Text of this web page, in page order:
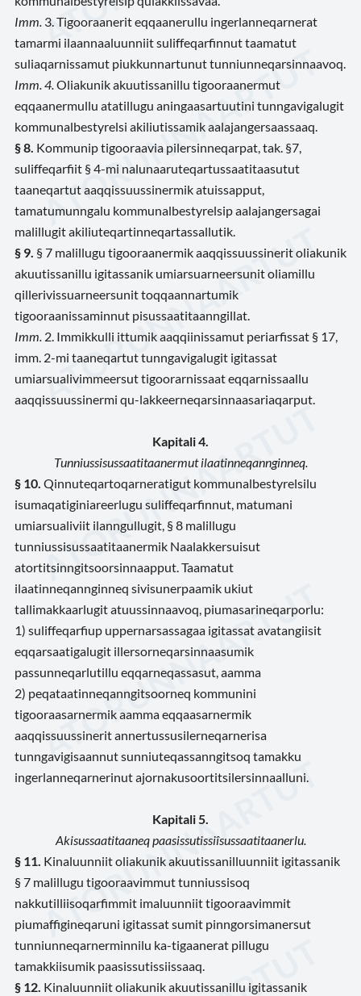
Imm. 3. Tigooraanerit eqqaanerullu ingerlanneqarnerat
tamarmi ilaannaaluunniit suliffeqarfinnut taamatut
suliaqarnissamut piukkunnartunut tunniunneqarsinnaavoq.
Imm. 4. Oliakunik akuutissanillu tigooraanermut
eqqaanermullu atatillugu aningaasartuutini tunngavigalugit
kommunalbestyrelsi akiliutissamik aalajangersaassaaq.
§ 8. Kommunip tigooraavia pilersinneqarpat, tak. §7,
suliffeqarfiit § 4-mi nalunaaruteqartussaatitaasutut
taaneqartut aaqqissuussinermik atuissapput,
tamatumunngalu kommunalbestyrelsip aalajangersagai
malillugit akiliuteqartinneqartassallutik.
§ 9. § 7 malillugu tigooraanermik aaqqissuussinerit oliakunik
akuutissanillu igitassanik umiarsuarneersunit oliamillu
qillerivissuarneersunit toqqaannartumik
tigooraanissaminnut pisussaatitaanngillat.
Imm. 2. Immikkulli ittumik aaqqiinissamut periarfissat § 17,
imm. 2-mi taaneqartut tunngavigalugit igitassat
umiarsualivimmeersut tigoorarnissaat eqqarnissaallu
aaqqissuussinermi qu-lakkeerneqarsinnaasariaqarput.
Kapitali 4.
Tunniussisussaatitaanermut ilaatinneqannginneq.
§ 10. Qinnuteqartoqarneratigut kommunalbestyrelsilu
isumaqatiginiareerlugu suliffeqarfinnut, matumani
umiarsualiviit ilanngullugit, § 8 malillugu
tunniussisussaatitaanermik Naalakkersuisut
atortitsinngitsoorsinnaapput. Taamatut
ilaatinneqannginneq sivisunerpaamik ukiut
tallimakkaarlugit atuussinnaavoq, piumasarineqarporlu:
1) suliffeqarfiup uppernarsassagaa igitassat avatangiisit
eqqarsaatigalugit illersorneqarsinnaasumik
passunneqarlutillu eqqarneqassasut, aamma
2) peqataatinneqanngitsoorneq kommunini
tigooraasarnermik aamma eqqaasarnermik
aaqqissuussinerit annertussusilerneqarnerisa
tunngavigisaannut sunniuteqassanngitsoq tamakku
ingerlanneqarnerinut ajornakusoortitsilersinnaalluni.
Kapitali 5.
Akisussaatitaaneq paasissutissiîsussaatitaanerlu.
§ 11. Kinaluunniit oliakunik akuutissanilluunniit igitassanik
§ 7 malillugu tigooraavimmut tunniussisoq
nakkutilliisoqarfimmit imaluunniit tigooraavimmit
piumaffigineqaruni igitassat sumit pinngorsimanersut
tunniunneqarnerminnilu ka-tigaanerat pillugu
tamakkiisumik paasissutissiissaaq.
§ 12. Kinaluunniit oliakunik akuutissanillu igitassanik